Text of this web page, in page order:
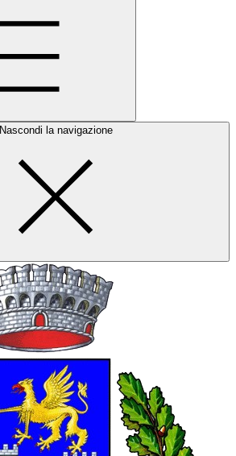
Nascondi la navigazione